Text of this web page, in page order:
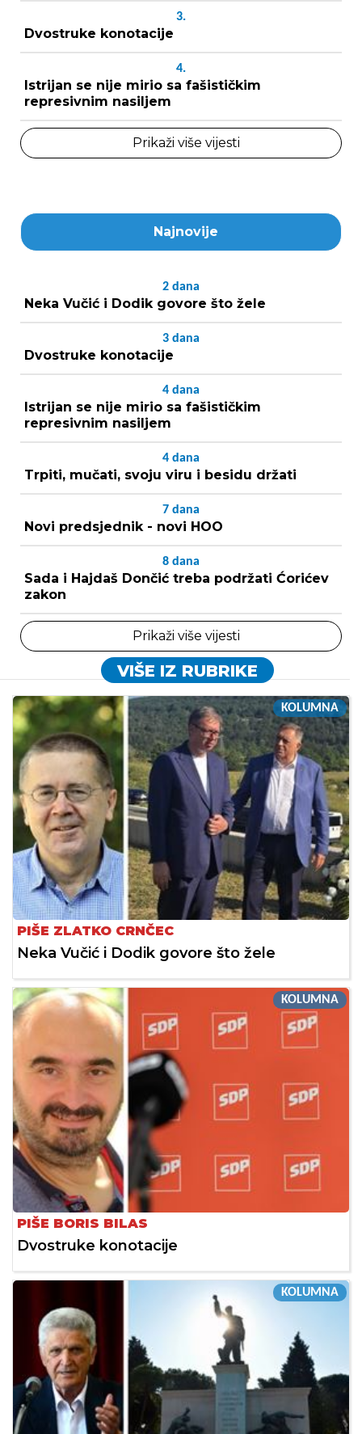
3.
Dvostruke konotacije
4.
Istrijan se nije mirio sa fašističkim
represivnim nasiljem
Prikaži više vijesti
Najnovije
2 dana
Neka Vučić i Dodik govore što žele
3 dana
Dvostruke konotacije
4 dana
Istrijan se nije mirio sa fašističkim
represivnim nasiljem
4 dana
Trpiti, mučati, svoju viru i besidu držati
7 dana
Novi predsjednik - novi HOO
8 dana
Sada i Hajdaš Dončić treba podržati Ćorićev
zakon
Prikaži više vijesti
VIŠE IZ RUBRIKE
KOLUMNA
PIŠE ZLATKO CRNČEC
Neka Vučić i Dodik govore što žele
KOLUMNA
PIŠE BORIS BILAS
Dvostruke konotacije
KOLUMNA